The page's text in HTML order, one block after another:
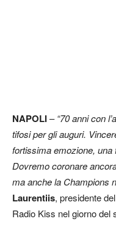
NAPOLI–“70 anni con
tifosi per gli auguri.
fortissima emozione,
Dovremo coronare
ma anche la Champions
Laurentiis, presidente
Radio Kiss nel giorno del